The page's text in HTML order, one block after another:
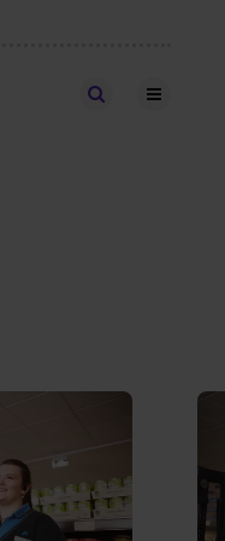
Stellen finden